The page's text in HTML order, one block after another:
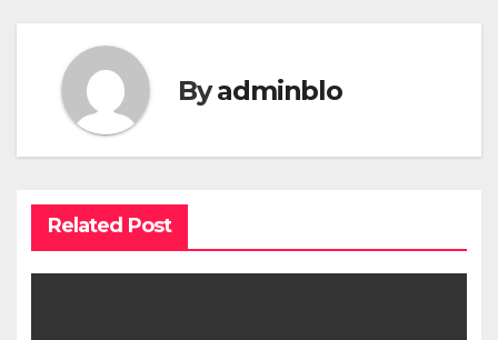
Byadminblo
Related Post